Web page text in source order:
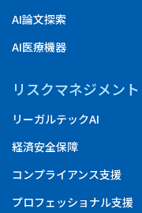
AI論文探索
AI医療機器
リスクマネジメント
リーガルテックAI
経済安全保障
コンプライアンス支援
プロフェッショナル支援